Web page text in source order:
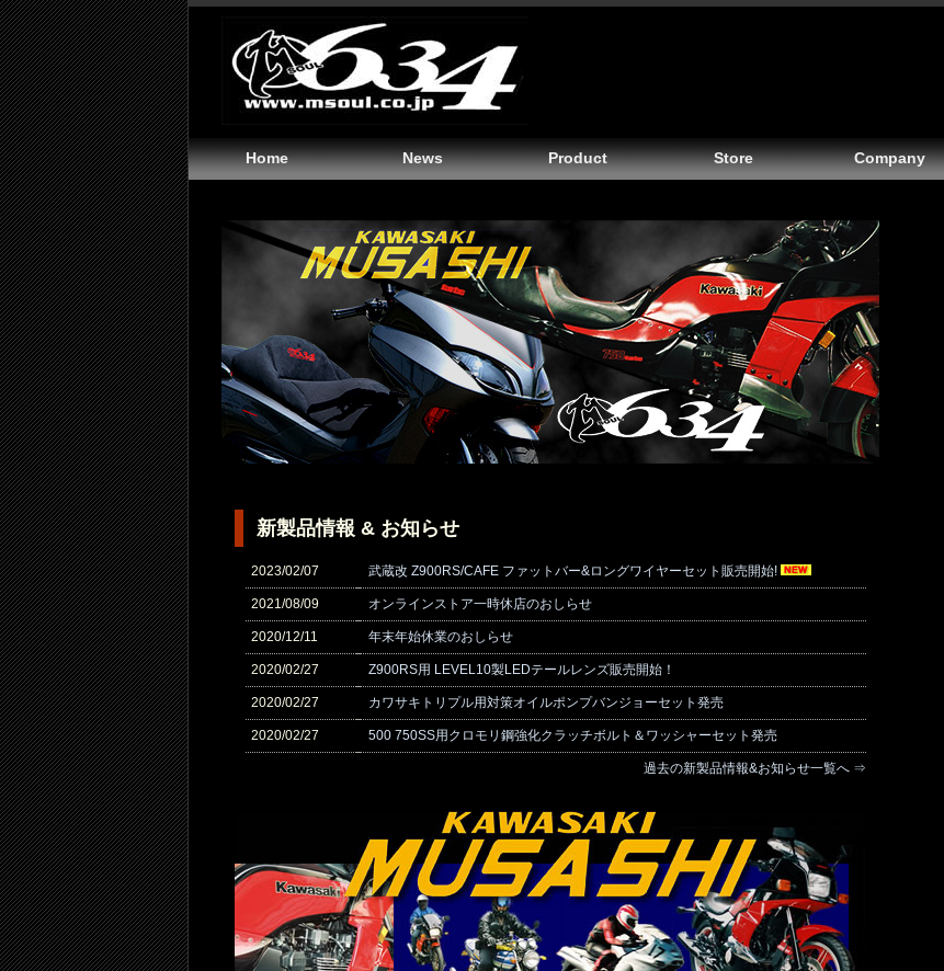
Home News Product Store Company
新製品情報 & お知らせ
2023/02/07 武蔵改 Z900RS/CAFE ファットバー&ロングワイヤーセット販売開始!
2021/08/09 オンラインストア一時休店のおしらせ
2020/12/11 年末年始休業のおしらせ
2020/02/27 Z900RS用 LEVEL10製LEDテールレンズ販売開始！
2020/02/27 カワサキトリプル用対策オイルポンプバンジョーセット発売
2020/02/27 500 750SS用クロモリ鋼強化クラッチボルト＆ワッシャーセット発売
過去の新製品情報&お知らせ一覧へ ⇒